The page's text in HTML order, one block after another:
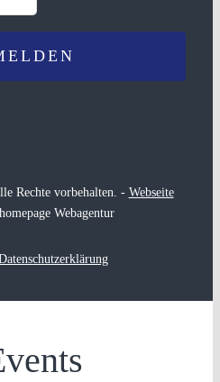
Rechte vorbehalten. - Webseite
Webagentur